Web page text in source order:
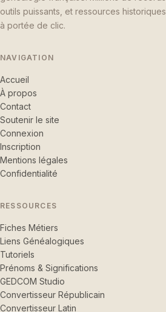
outils puissants, et ressources historiques
à portée de clic.
NAVIGATION
Accueil
À propos
Contact
Soutenir le site
Connexion
Inscription
Mentions légales
Confidentialité
RESSOURCES
Fiches Métiers
Liens Généalogiques
Tutoriels
Prénoms & Significations
GEDCOM Studio
Convertisseur Républicain
Convertisseur Latin